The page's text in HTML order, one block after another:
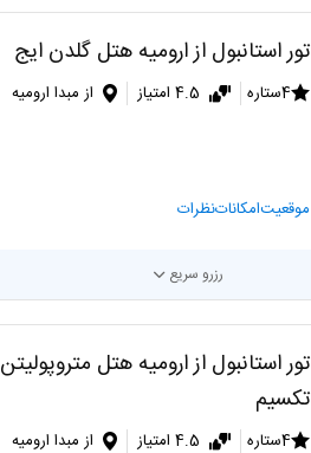
تور استانبول از ارومیه هتل گلدن ایج
4ستاره 4.5 امتیاز از مبدا ارومیه
موقعیتامکاناتنظرات
رزرو سریع
تور استانبول از ارومیه هتل متروپولیتن
تکسیم
4ستاره 4.5 امتیاز از مبدا ارومیه